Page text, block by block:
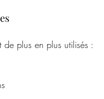
de plus en plus utilisés :